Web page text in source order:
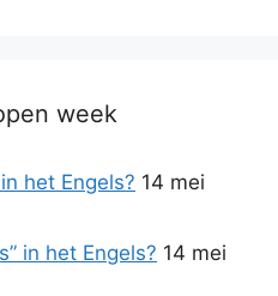
week
het Engels? 14 mei
in het Engels? 14 mei